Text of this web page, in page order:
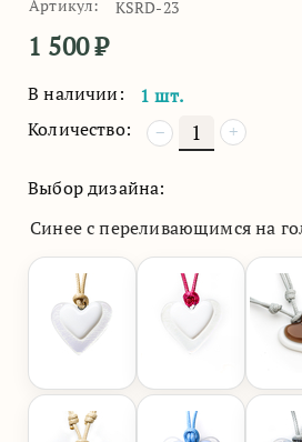
Артикул: KSRD-23
1 500₽
В наличии:
1 шт.
Количество:
+
−
Выбор дизайна:
Синее с переливающимся на